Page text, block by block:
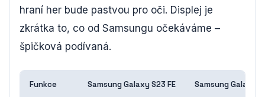
hraní her bude pastvou pro oči. Displej je
zkrátka to, co od Samsungu očekáváme –
špičková podívaná.
Funkce Samsung Galaxy S23 FE Samsung Galaxy